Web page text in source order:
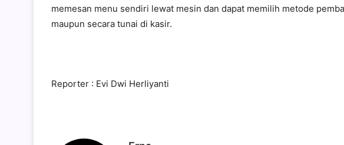
memesan menu sendiri lewat mesin dan dapat memilih metode
maupun secara tunai di kasir.
Reporter : Evi Dwi Herliyanti